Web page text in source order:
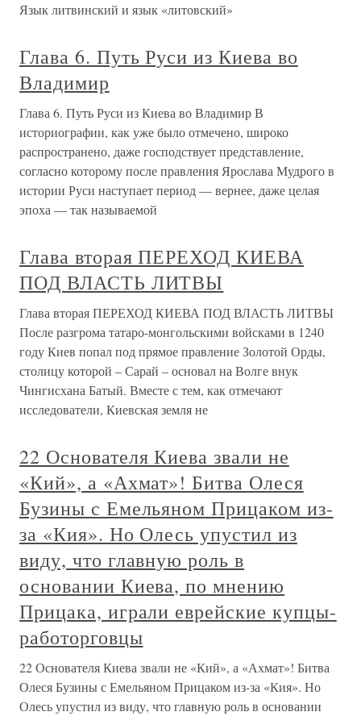
Язык литвинский и язык «литовский»
Глава 6. Путь Руси из Киева во
Владимир
Глава 6. Путь Руси из Киева во Владимир В
историографии, как уже было отмечено, широко
распространено, даже господствует представление,
согласно которому после правления Ярослава Мудрого в
истории Руси наступает период — вернее, даже целая
эпоха — так называемой
Глава вторая ПЕРЕХОД КИЕВА
ПОД ВЛАСТЬ ЛИТВЫ
Глава вторая ПЕРЕХОД КИЕВА ПОД ВЛАСТЬ ЛИТВЫ
После разгрома татаро-монгольскими войсками в 1240
году Киев попал под прямое правление Золотой Орды,
столицу которой – Сарай – основал на Волге внук
Чингисхана Батый. Вместе с тем, как отмечают
исследователи, Киевская земля не
22 Основателя Киева звали не
«Кий», а «Ахмат»! Битва Олеся
Бузины с Емельяном Прицаком из-
за «Кия». Но Олесь упустил из
виду, что главную роль в
основании Киева, по мнению
Прицака, играли еврейские купцы-
работорговцы
22 Основателя Киева звали не «Кий», а «Ахмат»! Битва
Олеся Бузины с Емельяном Прицаком из-за «Кия». Но
Олесь упустил из виду, что главную роль в основании